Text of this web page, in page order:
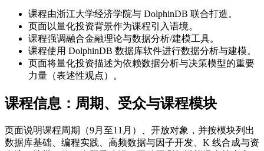
课程由浙江大学经济学院与 DolphinDB 联合打造。
页面以量化投资背景作为课程引入语境。
课程强调融合金融理论与数据分析/建模工具。
课程使用 DolphinDB 数据库软件进行数据分析与建模。
页面将量化投资描述为依赖数据分析与决策模型的重要
力量（表述性观点）。
课程信息：周期、受众与课程模块
页面说明课程周期（9月至11月）、开放对象，并按模块列出
数据库基础、编程实践、高频数据与因子开发、K 线合成与资